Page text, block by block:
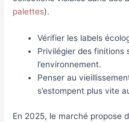
palettes).
Vérifier les labels
Privilégier des finitions
l’environnement.
Penser au
s’estompent plus vite
En 2025, le marché propose